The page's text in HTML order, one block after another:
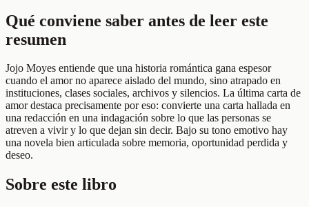
Qué conviene saber antes de leer este
resumen
Jojo Moyes entiende que una historia romántica gana espesor
cuando el amor no aparece aislado del mundo, sino atrapado en
instituciones, clases sociales, archivos y silencios. La última carta de
amor destaca precisamente por eso: convierte una carta hallada en
una redacción en una indagación sobre lo que las personas se
atreven a vivir y lo que dejan sin decir. Bajo su tono emotivo hay
una novela bien articulada sobre memoria, oportunidad perdida y
deseo.
Sobre este libro